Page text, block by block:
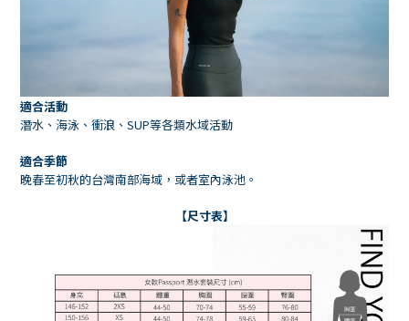
適合活動
潛水、海泳、衝浪、SUP等各類水域活動
適合季節
晚春至初秋的台灣南部海域，或者室內泳池。
【尺寸表】